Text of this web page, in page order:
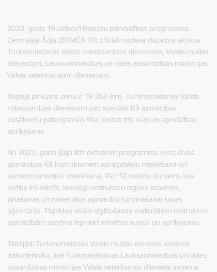
2022. gada 19.oktobrī Robežu pārvaldības programma
Centrālajā Āzijā (BOMCA 10) oficiāli nodeva dažādus aktīvus
Turkmenistānas Valsts robežsardzes dienestam, Valsts muitas
dienestam, Lauksaimniecības un vides aizsardzības ministrijas
Valsts veterinārajam dienestam.
Kopējā pirkuma cena ir 19 263 eiro. Turkmenistānas Valsts
robežsardzes dienestam pēc speciālo K9 apmācības
pasākumu pabeigšanas tika nodoti trīs suņi un apmācības
aprīkojums.
No 2022. gada jūlija līdz oktobrim programma veica divas
apmācības K9 instruktoriem sprāgstvielu meklēšanā un
suņiem narkotiku meklēšanā. Pēc 12 nedēļu kursiem, kas
notika ES valstīs, kinologi-instruktori ieguva prasmes,
zināšanas un materiālus apmācību turpināšanai savās
aģentūrās. Papildus visām izglītošanas materiāliem instruktori
apmācībām saņēma iepriekš minētos suņus un aprīkojumu.
Tādējādi Turkmenistānas Valsts muitas dienests saņēma
datortehniku, bet Turkmenistānas Lauksaimniecības un vides
aizsardzības ministrijas Valsts veterinārais dienests saņēma